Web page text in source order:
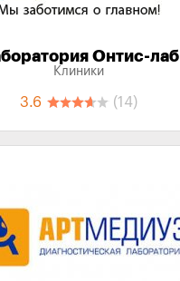
Онтис-лаб
Клиники
3.6 (14)